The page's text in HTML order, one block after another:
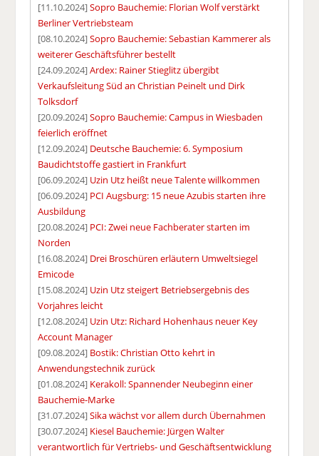
[11.10.2024]Sopro Bauchemie: Florian Wolf verstärkt
Berliner Vertriebsteam
[08.10.2024]Sopro Bauchemie: Sebastian Kammerer als
weiterer Geschäftsführer bestellt
[24.09.2024]Ardex: Rainer Stieglitz übergibt
Verkaufsleitung Süd an Christian Peinelt und Dirk
Tolksdorf
[20.09.2024]Sopro Bauchemie: Campus in Wiesbaden
feierlich eröffnet
[12.09.2024] Deutsche Bauchemie: 6. Symposium
Baudichtstoffe gastiert in Frankfurt
[06.09.2024] Uzin Utz heißt neue Talente willkommen
[06.09.2024] PCI Augsburg: 15 neue Azubis starten ihre
Ausbildung
[20.08.2024] PCI: Zwei neue Fachberater starten im
Norden
[16.08.2024] Drei Broschüren erläutern Umweltsiegel
Emicode
[15.08.2024] Uzin Utz steigert Betriebsergebnis des
Vorjahres leicht
[12.08.2024] Uzin Utz: Richard Hohenhaus neuer Key
Account Manager
[09.08.2024] Bostik: Christian Otto kehrt in
Anwendungstechnik zurück
[01.08.2024] Kerakoll: Spannender Neubeginn einer
Bauchemie-Marke
[31.07.2024]Sika wächst vor allem durch Übernahmen
[30.07.2024] Kiesel Bauchemie: Jürgen Walter
verantwortlich für Vertriebs- und Geschäftsentwicklung